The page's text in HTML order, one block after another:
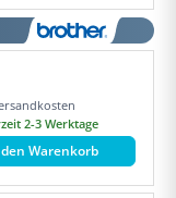
2-3 Werktage
Warenkorb